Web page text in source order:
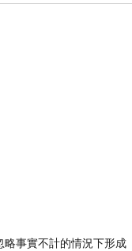
略事實不計的情況下形成